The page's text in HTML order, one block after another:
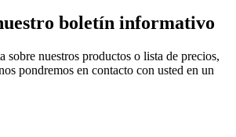
boletín informativo
sobre nuestros productos o lista de precios,
pondremos en contacto con usted en un